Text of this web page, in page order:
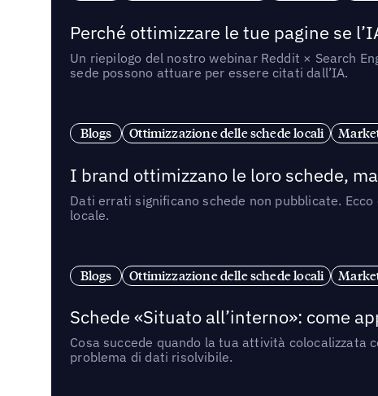
Perché ottimizzare le tue pagine se
Un riepilogo del nostro webinar Reddit × Search
sede possono attuare per essere citati dall’IA.
Blogs Ottimizzazione delle schede locali
I brand ottimizzano le loro schede,
Dati errati significano schede non pubblicate.
locale.
Blogs Ottimizzazione delle schede locali
Schede «Situato all’interno»: come
Cosa succede quando la tua attività colocalizzata
problema di dati risolvibile.